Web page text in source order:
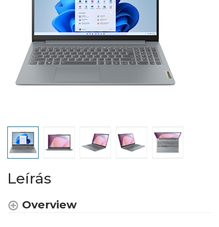
Leírás
Overview